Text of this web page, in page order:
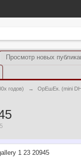
Просмотр новых
годов) → ОрЕшЕк. (mini